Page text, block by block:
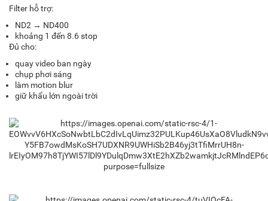
Filter hỗ trợ:
ND2 → ND400
khoảng 1 đến 8.6 stop
Đủ cho:
quay video ban ngày
chụp phơi sáng
làm motion blur
giữ khẩu lớn ngoài trời